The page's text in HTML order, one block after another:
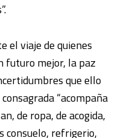
el viaje de quienes
futuro mejor, la paz
que ello
“acompaña
de ropa, de acogida,
consuelo, refrigerio,